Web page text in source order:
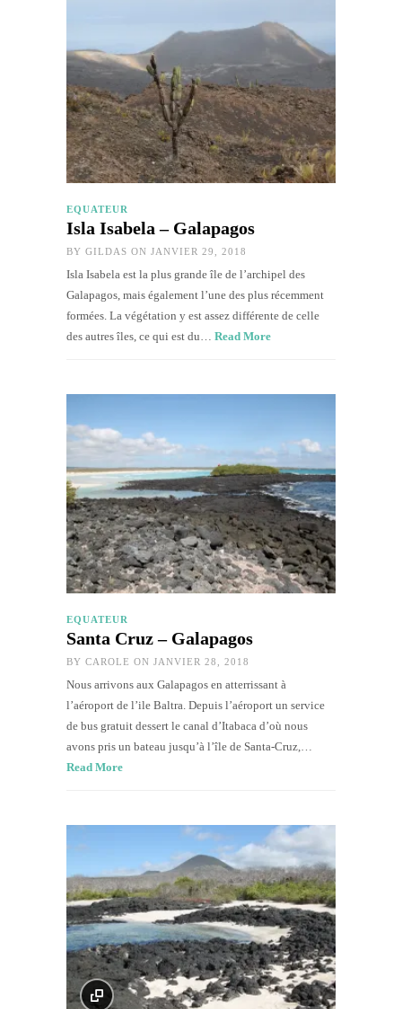
EQUATEUR
Isla Isabela – Galapagos
BY GILDAS ON JANVIER 29, 2018
Isla Isabela est la plus grande île de l’archipel des
Galapagos, mais également l’une des plus récemment
formées. La végétation y est assez différente de celle
des autres îles, ce qui est du… Read More
EQUATEUR
Santa Cruz – Galapagos
BY CAROLE ON JANVIER 28, 2018
Nous arrivons aux Galapagos en atterrissant à
l’aéroport de l’ile Baltra. Depuis l’aéroport un service
de bus gratuit dessert le canal d’Itabaca d’où nous
avons pris un bateau jusqu’à l’île de Santa-Cruz,…
Read More